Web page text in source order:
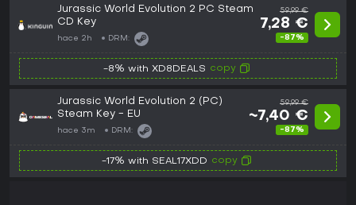
Jurassic World Evolution 2 PC Steam
CD Key
hace 2h DRM:
59,99 €
7,28 €
-87%
-8% with XD8DEALS copy
Jurassic World Evolution 2 (PC)
Steam Key - EU
hace 3m DRM:
59,99 €
~7,40 €
-87%
-17% with SEAL17XDD copy